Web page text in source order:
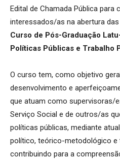
Edital de Chamada Pública para
interessados/as na abertura
Curso de Pós-Graduação
Políticas Públicas e Trabalho
O curso tem, como objetivo
desenvolvimento e
que atuam como supervisoras/
Serviço Social e de outros/as
políticas públicas, mediante
político, teórico-metodológico e
contribuindo para a